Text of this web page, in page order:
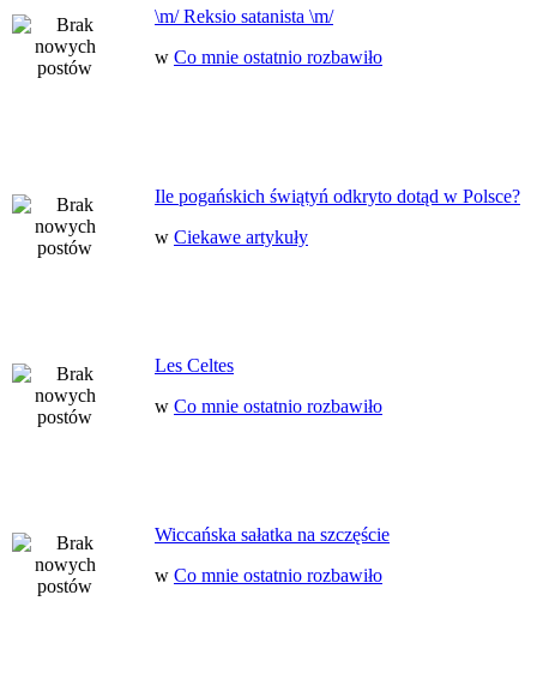
\m/ Reksio satanista \m/
w Co mnie ostatnio rozbawiło
Ile pogańskich świątyń odkryto dotąd w Polsce?
w Ciekawe artykuły
Les Celtes
w Co mnie ostatnio rozbawiło
Wiccańska sałatka na szczęście
w Co mnie ostatnio rozbawiło